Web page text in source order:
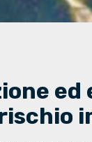
ed